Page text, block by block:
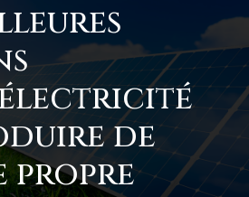
de
propre